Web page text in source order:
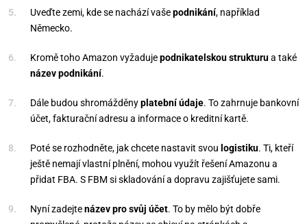
Uveďte zemi, kde se nachází vašepodnikání, například
Německo.
Kromě toho Amazon vyžadujepodnikatelskou strukturua také
název podnikání.
Dále budou shromážděnyplatební údaje. To zahrnuje bankovní
účet, fakturační adresu a informace o kreditní kartě.
Poté se rozhodněte, jak chcete nastavit svou logistiku. Ti, kteří
ještě nemají vlastní plnění, mohou využít řešení Amazonu a
přidat FBA. S FBM si skladování a dopravu zajišťujete sami.
Nyní zadejtenázev pro svůj účet. To by mělo být dobře